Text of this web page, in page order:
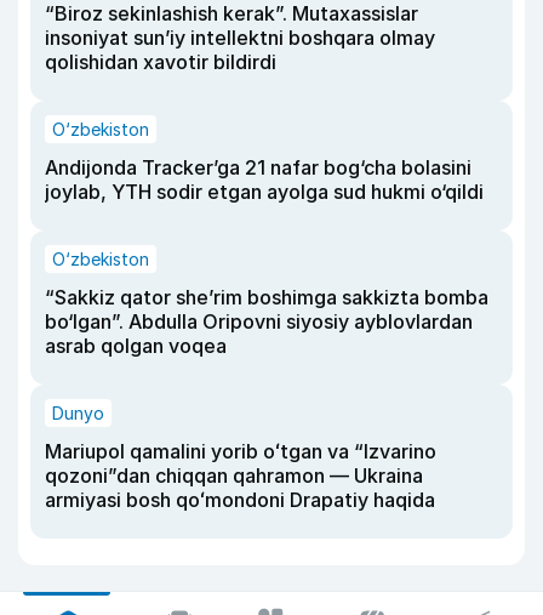
“Biroz sekinlashish kerak”. Mutaxassislar
insoniyat sun’iy intellektni boshqara olmay
qolishidan xavotir bildirdi
O‘zbekiston
Andijonda Tracker’ga 21 nafar bog‘cha bolasini
joylab, YTH sodir etgan ayolga sud hukmi o‘qildi
O‘zbekiston
“Sakkiz qator she’rim boshimga sakkizta bomba
bo‘lgan”. Abdulla Oripovni siyosiy ayblovlardan
asrab qolgan voqea
Dunyo
Mariupol qamalini yorib oʻtgan va “Izvarino
qozoni”dan chiqqan qahramon — Ukraina
armiyasi bosh qoʻmondoni Drapatiy haqida